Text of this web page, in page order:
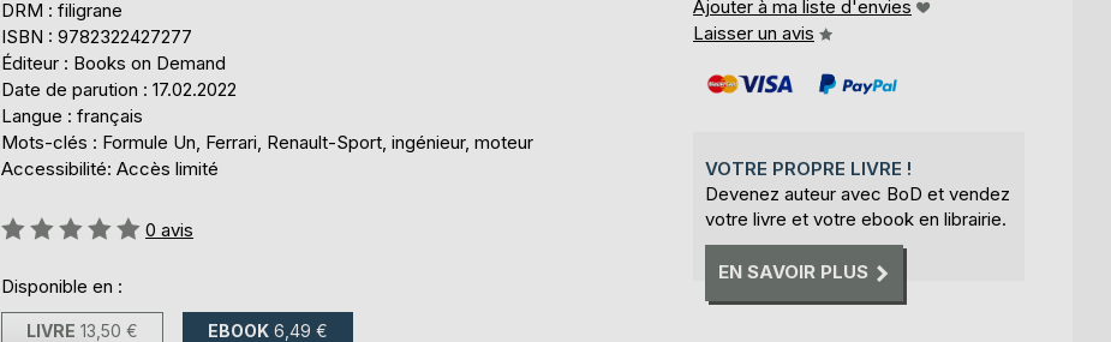
DRM : filigrane
ISBN : 9782322427277
Éditeur : Books on Demand
Date de parution : 17.02.2022
Langue : français
Mots-clés : Formule Un, Ferrari, Renault-Sport, ingénieur, moteur
Accessibilité: Accès limité
Évaluation:
0 avis
Disponible en :
LIVRE 13,50 € EBOOK 6,49 €
Ajouter à ma liste d'envies
Laisser un avis
VOTRE PROPRE LIVRE !
Devenez auteur avec BoD et vendez
votre livre et votre ebook en librairie.
EN SAVOIR PLUS